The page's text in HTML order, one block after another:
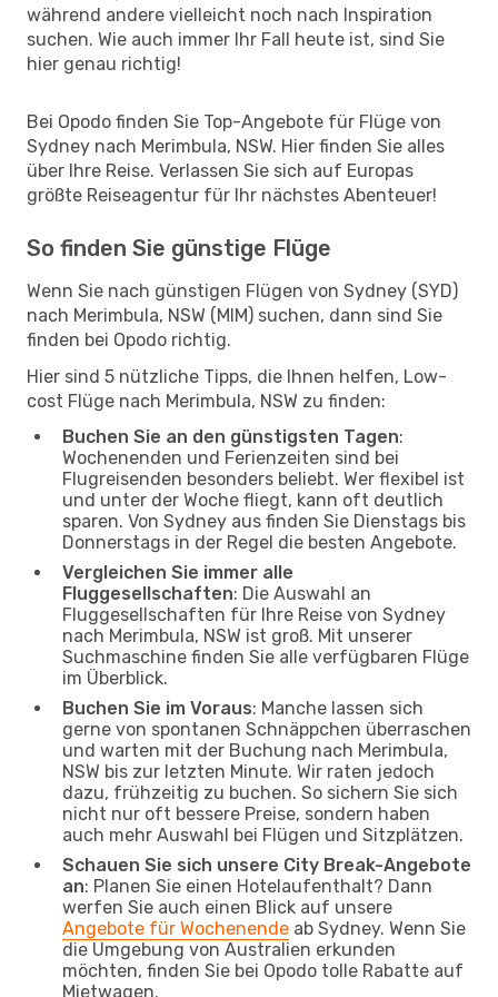
während andere vielleicht noch nach Inspiration
suchen. Wie auch immer Ihr Fall heute ist, sind Sie
hier genau richtig!
Bei Opodo finden Sie Top-Angebote für Flüge von
Sydney nach Merimbula, NSW. Hier finden Sie alles
über Ihre Reise. Verlassen Sie sich auf Europas
größte Reiseagentur für Ihr nächstes Abenteuer!
So finden Sie günstige Flüge
Wenn Sie nach günstigen Flügen von Sydney (SYD)
nach Merimbula, NSW (MIM) suchen, dann sind Sie
finden bei Opodo richtig.
Hier sind 5 nützliche Tipps, die Ihnen helfen, Low-
cost Flüge nach Merimbula, NSW zu finden:
Buchen Sie an den günstigsten Tagen:
Wochenenden und Ferienzeiten sind bei
Flugreisenden besonders beliebt. Wer flexibel ist
und unter der Woche fliegt, kann oft deutlich
sparen. Von Sydney aus finden Sie Dienstags bis
Donnerstags in der Regel die besten Angebote.
Vergleichen Sie immer alle
Fluggesellschaften: Die Auswahl an
Fluggesellschaften für Ihre Reise von Sydney
nach Merimbula, NSW ist groß. Mit unserer
Suchmaschine finden Sie alle verfügbaren Flüge
im Überblick.
Buchen Sie im Voraus: Manche lassen sich
gerne von spontanen Schnäppchen überraschen
und warten mit der Buchung nach Merimbula,
NSW bis zur letzten Minute. Wir raten jedoch
dazu, frühzeitig zu buchen. So sichern Sie sich
nicht nur oft bessere Preise, sondern haben
auch mehr Auswahl bei Flügen und Sitzplätzen.
Schauen Sie sich unsere City Break-Angebote
an: Planen Sie einen Hotelaufenthalt? Dann
werfen Sie auch einen Blick auf unsere
Angebote für Wochenende ab Sydney. Wenn Sie
die Umgebung von Australien erkunden
möchten, finden Sie bei Opodo tolle Rabatte auf
Mietwagen.